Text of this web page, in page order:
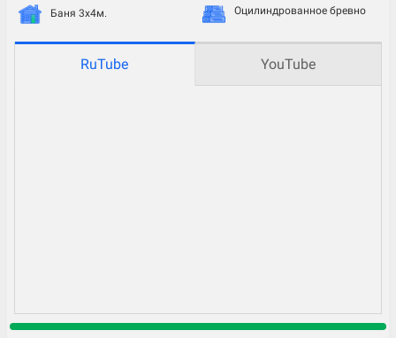
Баня 3х4м. Оцилиндрованное бревно
RuTube YouTube